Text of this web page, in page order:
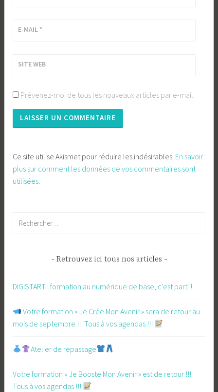
E-MAIL *
SITE WEB
Prévenez-moi de tous les nouveaux articles par e-mail.
Ce site utilise Akismet pour réduire les indésirables. En savoir
plus sur comment les données de vos commentaires sont
utilisées
Retrouvez ici tous nos articles
DIGISTART : formation au numérique de base, c’est parti !
​ Votre formation « Je Crée Mon Avenir » sera de retour au
mois de septembre !!! Tous à vos agendas !!!
Atelier de repassage​
Votre formation « Je Booste Mon Avenir » est de retour !!!
Tous à vos agendas !!!